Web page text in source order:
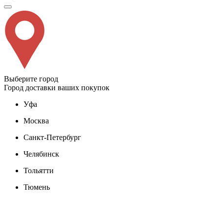
Выберите город
Город доставки ваших покупок
Уфа
Москва
Санкт-Петербург
Челябинск
Тольятти
Тюмень